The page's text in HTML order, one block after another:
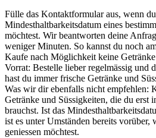
Fülle das Kontaktformular aus, wenn
Mindesthaltbarkeitsdatum eines
möchtest. Wir beantworten deine
weniger Minuten. So kannst du noch
Kaufe nach Möglichkeit keine
Vorrat: Bestelle lieber regelmässig und
hast du immer frische Getränke und
Was wir dir ebenfalls nicht empfehlen:
Getränke und Süssigkeiten, die du erst
brauchst. Ist das
ist es unter Umständen bereits vorüber,
geniessen möchtest.